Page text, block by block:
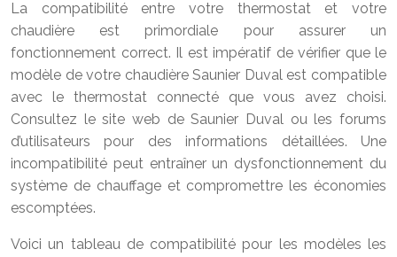
La compatibilité entre votre thermostat et votre
chaudière est primordiale pour assurer un
fonctionnement correct. Il est impératif de vérifier que le
modèle de votre chaudière Saunier Duval est compatible
avec le thermostat connecté que vous avez choisi.
Consultez le site web de Saunier Duval ou les forums
d’utilisateurs pour des informations détaillées. Une
incompatibilité peut entraîner un dysfonctionnement du
système de chauffage et compromettre les économies
escomptées.
Voici un tableau de compatibilité pour les modèles les